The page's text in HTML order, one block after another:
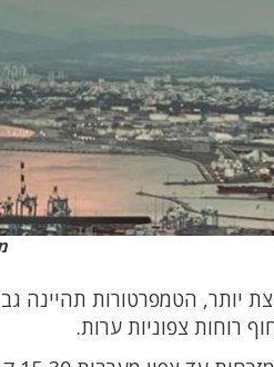
יותר, הטמפרטורות תהיינה
רוחות צפוניות ערות.